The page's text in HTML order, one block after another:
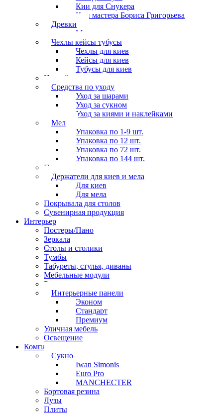
Кии для Снукера
Кии мастера Бориса Григорьева
Древки
Мосты для киев
Чехлы кейсы тубусы
Чехлы для киев
Кейсы для киев
Тубусы для киев
Наклейки
Средства по уходу
Уход за шарами
Уход за сукном
Уход за киями и наклейками
Мел
Упаковка по 1-9 шт.
Упаковка по 12 шт.
Упаковка по 72 шт.
Упаковка по 144 шт.
Перчатки
Держатели для киев и мела
Для киев
Для мела
Покрывала для столов
Сувенирная продукция
Интерьер
Постеры/Пано
Зеркала
Столы и столики
Тумбы
Табуреты, стулья, диваны
Мебельные модули
Рамы под картины
Интерьерные панели
Эконом
Стандарт
Премиум
Уличная мебель
Освещение
Комплектующие
Сукно
Iwan Simonis
Euro Pro
MANCHECTER
Бортовая резина
Лузы
Плиты